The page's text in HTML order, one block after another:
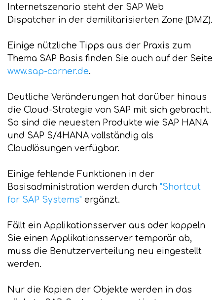
Internetszenario steht der SAP Web
Dispatcher in der demilitarisierten Zone (DMZ).
Einige nützliche Tipps aus der Praxis zum
Thema SAP Basis finden Sie auch auf der Seite
www.sap-corner.de.
Deutliche Veränderungen hat darüber hinaus
die Cloud-Strategie von SAP mit sich gebracht.
So sind die neuesten Produkte wie SAP HANA
und SAP S/4HANA vollständig als
Cloudlösungen verfügbar.
Einige fehlende Funktionen in der
Basisadministration werden durch "Shortcut
for SAP Systems" ergänzt.
Fällt ein Applikationsserver aus oder koppeln
Sie einen Applikationsserver temporär ab,
muss die Benutzerverteilung neu eingestellt
werden.
Nur die Kopien der Objekte werden in das